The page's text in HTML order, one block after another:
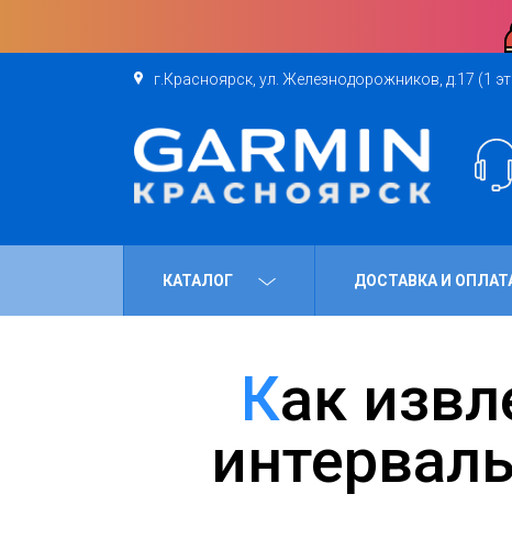
г.Красноярск, ул. Железнодорожников, д.17 (1
КАТАЛОГ ДОСТАВКА И
Как извлечь максимум пользы из